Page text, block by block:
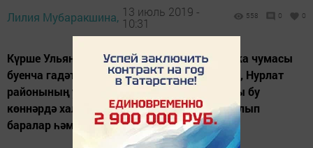
Лилия Мубаракшина, 13 июль 2019 -
10:31
558 0 0
Күрше Ульян өлкәсендә дуңгызларда Африка чумасы
буенча гадәттә тыш режим кертелү сәбәпле, Нурлат
районының участок ветеринария табиблары бу
көннәрдә халык арасында аңлату эшләре алып
баралар һәм белешмәлекләр тараталар.